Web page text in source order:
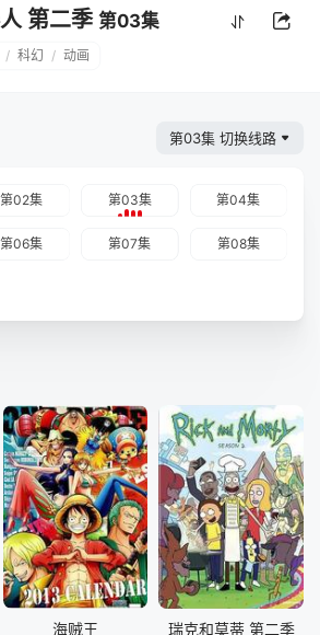
第二季 第03集
/ 科幻 / 动画
第03集 切换线路
第02集 第03集 第04集
第06集 第07集 第08集
海贼王 瑞克和莫蒂 第二季